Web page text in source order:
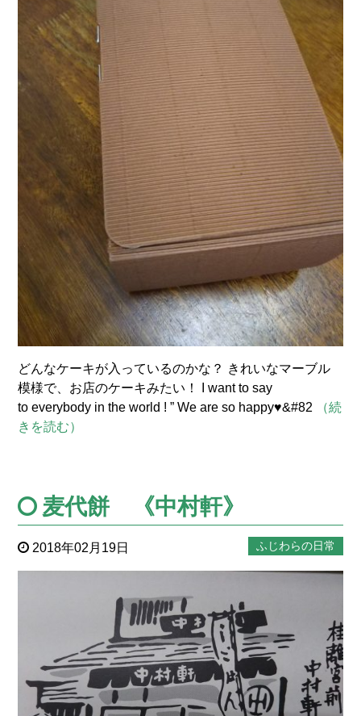
どんなケーキが入っているのかな？ きれいなマーブル
模様で、お店のケーキみたい！ I want to say
to everybody in the world ! ” We are so happy♥&#82
（続
きを読む）
麦代餅 《中村軒》
2018年02月19日 ふじわらの日常